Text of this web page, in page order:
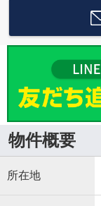
物件概要
所在地